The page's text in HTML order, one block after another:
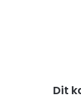
Dit